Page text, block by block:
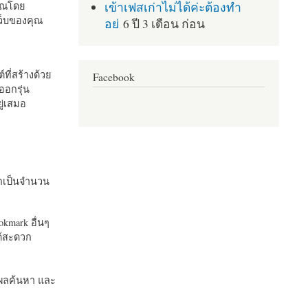
ณโดย
บของคุณ
ที่สร้างด้วย
อกรุ่น
สมอ
ป็นจำนวน
อื่นๆ
สะดวก
ลค้นหา และ
เข้าเฟสเก่าไม่ได้ค่ะต้องทำ
อย่ 6 ปี 3 เดือน ก่อน
Facebook